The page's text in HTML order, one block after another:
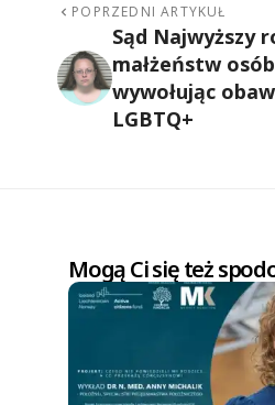
POPRZEDNI ARTYKUŁ
Sąd Najwyższy
małżeństw
wywołując
LGBTQ+
Mogą Ci się też